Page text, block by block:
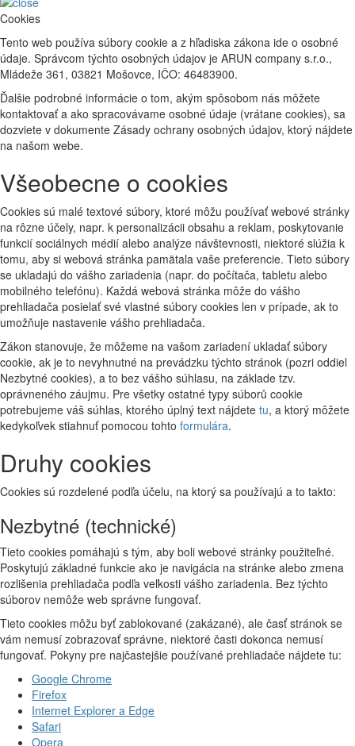
Cookies
Tento web používa súbory cookie a z hľadiska zákona ide o osobné
údaje. Správcom týchto osobných údajov je ARUN company s.r.o.,
Mládeže 361, 03821 Mošovce, IČO: 46483900.
Ďalšie podrobné informácie o tom, akým spôsobom nás môžete
kontaktovať a ako spracovávame osobné údaje (vrátane cookies), sa
dozviete v dokumente Zásady ochrany osobných údajov, ktorý nájdete
na našom webe.
Všeobecne o cookies
Cookies sú malé textové súbory, ktoré môžu používať webové stránky
na rôzne účely, napr. k personalizácii obsahu a reklam, poskytovanie
funkcií sociálnych médií alebo analýze návštevnosti, niektoré slúžia k
tomu, aby si webová stránka pamätala vaše preferencie. Tieto súbory
se ukladajú do vášho zariadenia (napr. do počítača, tabletu alebo
mobilného telefónu). Každá webová stránka môže do vášho
prehliadača posielať své vlastné súbory cookies len v prípade, ak to
umožňuje nastavenie vášho prehliadača.
Zákon stanovuje, že môžeme na vašom zariadení ukladať súbory
cookie, ak je to nevyhnutné na prevádzku týchto stránok (pozri oddiel
Nezbytné cookies), a to bez vášho súhlasu, na základe tzv.
oprávneného záujmu. Pre všetky ostatné typy súborů cookie
potrebujeme váš súhlas, ktorého úplný text nájdete tu, a ktorý môžete
kedykoľvek stiahnuť pomocou tohto formulára.
Druhy cookies
Cookies sú rozdelené podľa účelu, na ktorý sa používajú a to takto:
Nezbytné (technické)
Tieto cookies pomáhajú s tým, aby boli webové stránky použiteľné.
Poskytujú základné funkcie ako je navigácia na stránke alebo zmena
rozlišenia prehliadača podľa veľkosti vášho zariadenia. Bez týchto
súborov nemôže web správne fungovať.
Tieto cookies môžu byť zablokované (zakázané), ale časť stránok se
vám nemusí zobrazovať správne, niektoré časti dokonca nemusí
fungovať. Pokyny pre najčastejšie používané prehliadače nájdete tu:
Google Chrome
Firefox
Internet Explorer a Edge
Safari
Opera